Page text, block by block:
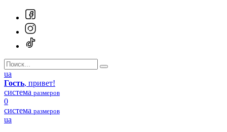
ua
Гость, привет!
система размеров
0
система размеров
ua